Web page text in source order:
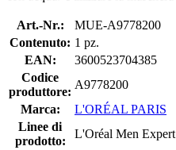
Art.-Nr.:
MUE-A9778200
Contenuto: 1 pz.
EAN:
3600523704385
Codice
produttore:
A9778200
Marca:
L'ORÉAL PARIS
Linee di
prodotto:
L'Oréal Men Expert